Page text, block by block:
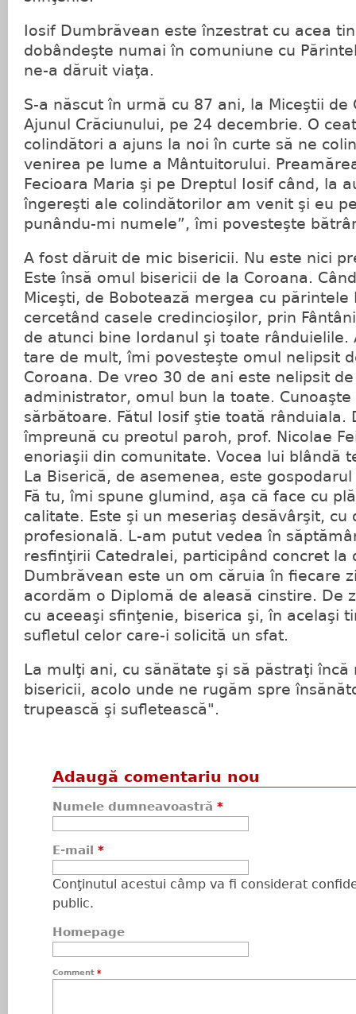
Iosif Dumbrăvean este înzestrat cu acea
dobândeşte numai în comuniune cu
ne-a dăruit viaţa.
S-a născut în urmă cu 87 ani, la Miceştii de
Ajunul Crăciunului, pe 24 decembrie. O
colindători a ajuns la noi în curte să ne
venirea pe lume a Mântuitorului.
Fecioara Maria şi pe Dreptul Iosif când, la
îngereşti ale colindătorilor am venit şi eu
punându-mi numele”, îmi povesteşte
A fost dăruit de mic bisericii. Nu este nici
Este însă omul bisericii de la Coroana.
Miceşti, de Bobotează mergea cu părintele
cercetând casele credincioşilor, prin
de atunci bine Iordanul şi toate rânduielile.
tare de mult, îmi povesteşte omul nelipsit
Coroana. De vreo 30 de ani este nelipsit
administrator, omul bun la toate.
sărbătoare. Fătul Iosif ştie toată rânduiala.
împreună cu preotul paroh, prof. Nicolae
enoriaşii din comunitate. Vocea lui blândă
La Biserică, de asemenea, este
Fă tu, îmi spune glumind, aşa că face cu
calitate. Este şi un meseriaş desăvârşit, cu
profesională. L-am putut vedea în
resfinţirii Catedralei, participând concret la
Dumbrăvean este un om căruia în fiecare
acordăm o Diplomă de aleasă cinstire. De
cu aceeaşi sfinţenie, biserica şi, în acelaşi
sufletul celor care-i solicită un sfat.
La mulţi ani, cu sănătate şi să păstraţi încă
bisericii, acolo unde ne rugăm spre
trupească şi sufletească".
Adaugă comentariu nou
Numele dumneavoastră *
E-mail *
Conţinutul acestui câmp va fi considerat
public.
Homepage
Comment *